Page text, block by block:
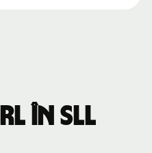
în SLL